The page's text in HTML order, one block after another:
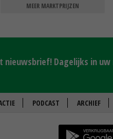
MEER MARKTPRIJZEN
nieuwsbrief! Dagelijks in
PODCAST ARCHIEF